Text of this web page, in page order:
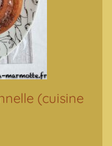
(cuisine